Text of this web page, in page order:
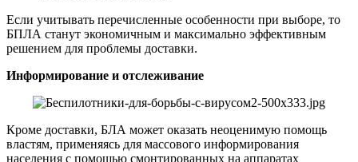
Если учитывать перечисленные особенности при выборе, то
БПЛА станут экономичным и максимально эффективным
решением для проблемы доставки.
Информирование и отслеживание
Кроме доставки, БЛА может оказать неоценимую помощь
властям, применяясь для массового информирования
населения с помощью смонтированных на аппаратах